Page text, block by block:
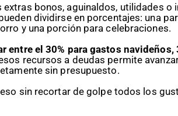
bonos, aguinaldos, utilidades o
dividirse en porcentajes: una
y una porción para celebraciones.
entre el 30% para gastos navideños,
recursos a deudas permite
sin presupuesto.
sin recortar de golpe todos los